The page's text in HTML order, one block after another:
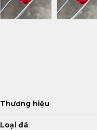
Thương hiệu
Loại đá